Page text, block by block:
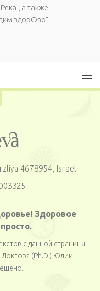
а также
здорОво"
4678954, Israel
Здоровое
с данной страницы
(Ph.D.) Юлии